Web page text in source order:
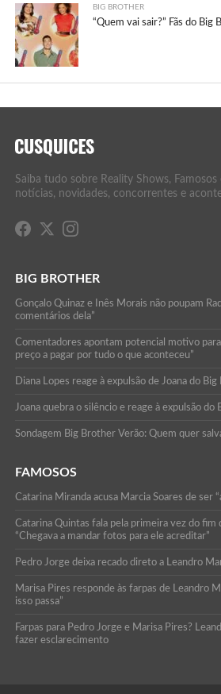
BIG BROTHER
“Quem vai sair?” Fãs do Big
Saiba tudo sobre Reality Shows, Famosos
notícias, novidades, concorrentes e
BIG BROTHER
Gonçalo Quinaz e Inês Morais não poupam
comentários dela”
Comentadores apontam potencial motivo para
preço a pagar por tudo o que aconteceu”
Diana Lopes reage à expulsão de Joana do
Joana quebra o silêncio e reage à expulsão do
Sondagem Big Brother Verão: Quem quer
FAMOSOS
Catarina Miranda acusa Marcia Soares de ser
Catarina Quintas fala pela primeira vez do
“Chegava a mandar fotos para ele acreditar”
Pedro Jorge deixa recado direto a Leandro
Marisa Pires responde às farpas de Leandro
isso passa”
Farpas para Pedro Jorge e Marisa Pires?
fazer esclarecimento